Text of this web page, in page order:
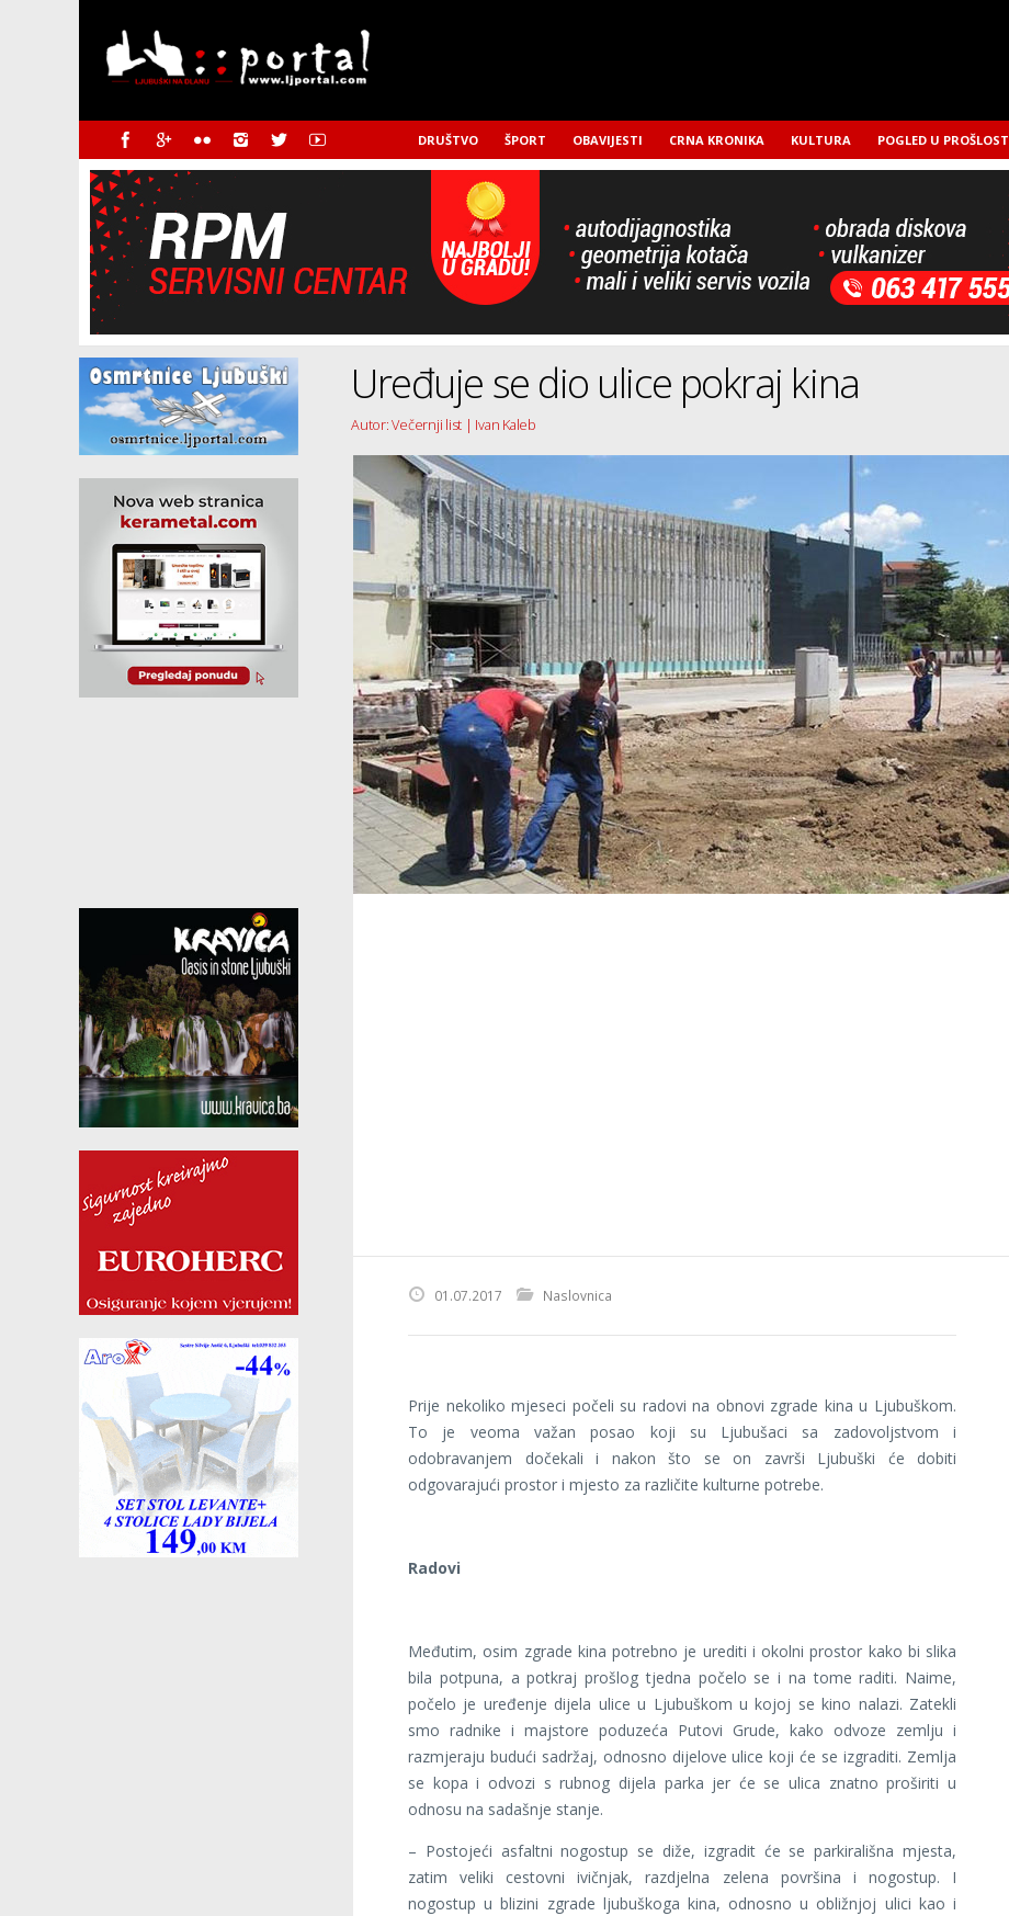
DRUŠTVO ŠPORT OBAVIJESTI CRNA KRONIKA KULTURA POGLED U PROŠLOST
Uređuje se dio ulice pokraj kina
Autor: Večernji list | Ivan Kaleb
01.07.2017 Naslovnica
Prije nekoliko mjeseci počeli su radovi na obnovi zgrade kina u Ljubuškom.
To je veoma važan posao koji su Ljubušaci sa zadovoljstvom i
odobravanjem dočekali i nakon što se on završi Ljubuški će dobiti
odgovarajući prostor i mjesto za različite kulturne potrebe.
Radovi
Međutim, osim zgrade kina potrebno je urediti i okolni prostor kako bi slika
bila potpuna, a potkraj prošlog tjedna počelo se i na tome raditi. Naime,
počelo je uređenje dijela ulice u Ljubuškom u kojoj se kino nalazi. Zatekli
smo radnike i majstore poduzeća Putovi Grude, kako odvoze zemlju i
razmjeraju budući sadržaj, odnosno dijelove ulice koji će se izgraditi. Zemlja
se kopa i odvozi s rubnog dijela parka jer će se ulica znatno proširiti u
odnosu na sadašnje stanje.
– Postojeći asfaltni nogostup se diže, izgradit će se parkirališna mjesta,
zatim veliki cestovni ivičnjak, razdjelna zelena površina i nogostup. I
nogostup u blizini zgrade ljubuškoga kina, odnosno u obližnjoj ulici kao i